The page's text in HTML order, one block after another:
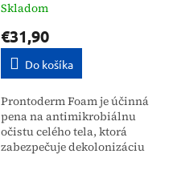
Skladom
€31,90
Do košíka
Prontoderm Foam je účinná
pena na antimikrobiálnu
očistu celého tela, ktorá
zabezpečuje dekolonizáciu